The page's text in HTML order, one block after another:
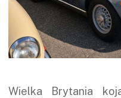
Wielka Brytania